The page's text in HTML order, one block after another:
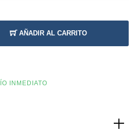
AÑADIR AL CARRITO
INMEDIATO